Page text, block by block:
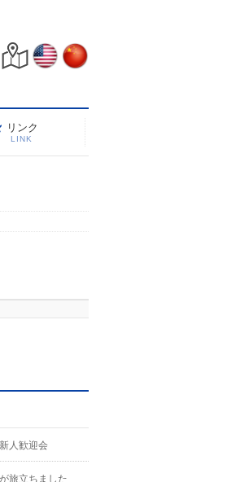
リンク
LINK
人歓迎会
旅立ちました